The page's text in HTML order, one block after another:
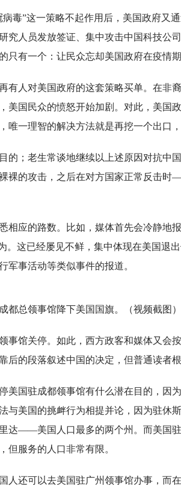
毒”这一策略不起作用后，美国政府又
究人员发放签证、集中攻击中国科技公
只有一个：让民众忘却美国政府在疫情期
有人对美国政府的这套策略买单。在非
美国民众的愤怒开始加剧。对此，美国
唯一理智的解决方法就是再挖一个出口，
的；老生常谈地继续以上述原因对抗中
裸的攻击，之后在对方国家正常反击
相应的路数。比如，媒体首先会冷静地
。这已经屡见不鲜，集中体现在美国退
军事活动等类似事件的报道。
都总领事馆降下美国国旗。（视频截图）
事馆关停。如此，西方政客和媒体又会
后的段落叙述中国的决定，但普通读者根
美国驻成都领事馆有什么潜在目的，因
与美国的挑衅行为相提并论，因为驻休
达——美国人口最多的两个州。而美国
但服务的人口非常有限。
人还可以去美国驻广州领事馆办事，而